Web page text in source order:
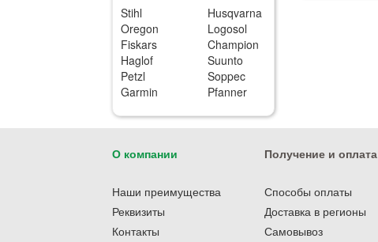
Stihl
Husqvarna
Oregon
Logosol
Fiskars
Champion
Haglof
Suunto
Petzl
Soppec
Garmin
Pfanner
О компании
Наши преимущества
Реквизиты
Контакты
Получение и оплата
Способы оплаты
Доставка в регионы
Самовывоз